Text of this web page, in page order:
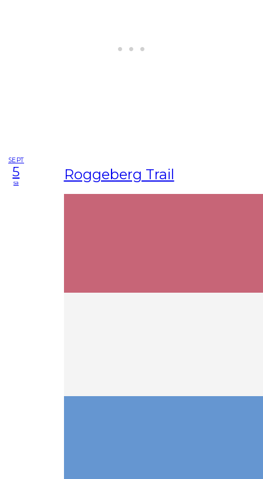
SEPT
5
sa Roggeberg Trail